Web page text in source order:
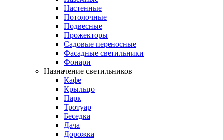
Настенные
Потолочные
Подвесные
Прожекторы
Садовые переносные
Фасадные светильники
Фонари
Назначение светильников
Кафе
Крыльцо
Парк
Тротуар
Беседка
Дача
Дорожка